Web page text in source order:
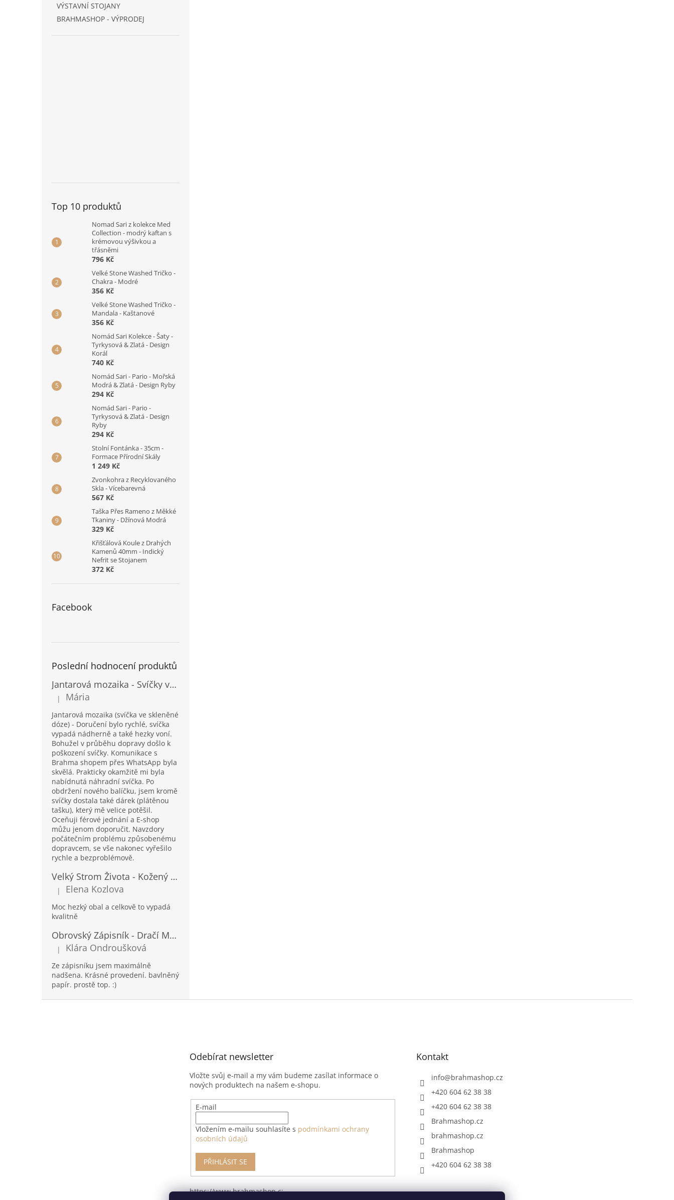
VÝSTAVNÍ STOJANY
BRAHMASHOP - VÝPRODEJ
Top 10 produktů
Nomad Sari z kolekce Med
Collection - modrý kaftan s
krémovou výšivkou a
třásněmi
796 Kč
Velké Stone Washed Tričko -
Chakra - Modré
356 Kč
Velké Stone Washed Tričko -
Mandala - Kaštanové
356 Kč
Nomád Sari Kolekce - Šaty -
Tyrkysová & Zlatá - Design
Korál
740 Kč
Nomád Sari - Pario - Mořská
Modrá & Zlatá - Design Ryby
294 Kč
Nomád Sari - Pario -
Tyrkysová & Zlatá - Design
Ryby
294 Kč
Stolní Fontánka - 35cm -
Formace Přírodní Skály
1 249 Kč
Zvonkohra z Recyklovaného
Skla - Vícebarevná
567 Kč
Taška Přes Rameno z Měkké
Tkaniny - Džínová Modrá
329 Kč
Křišťálová Koule z Drahých
Kamenů 40mm - Indický
Nefrit se Stojanem
372 Kč
Facebook
Poslední hodnocení produktů
Jantarová mozaika - Svíčky ve skleněných dózách - Vysoké
Hodnocení produktu je 5 z 5 hvězdiček.
| Mária
Jantarová mozaika (svíčka ve skleněné
dóze) - Doručení bylo rychlé, svíčka
vypadá nádherně a také hezky voní.
Bohužel v průběhu dopravy došlo k
poškození svíčky. Komunikace s
Brahma shopem přes WhatsApp byla
skvělá. Prakticky okamžitě mi byla
nabídnutá náhradní svíčka. Po
obdržení nového balíčku, jsem kromě
svíčky dostala také dárek (plátěnou
tašku), který mě velice potěšil.
Oceňuji férové jednání a E-shop
můžu jenom doporučit. Navzdory
počátečním problému způsobenému
dopravcem, se vše nakonec vyřešilo
rychle a bezproblémově.
Velký Strom Života - Kožený Zápisník se Šňůrkou a Kamínkem - 20x16x2cm - 160 Stran
Hodnocení produktu je 5 z 5 hvězdiček.
| Elena Kozlova
Moc hezký obal a celkově to vypadá
kvalitně
Obrovský Zápisník - Dračí Mandala s Chakra Kameny - 100 Stran - 25x34cm
Hodnocení produktu je 5 z 5 hvězdiček.
| Klára Ondroušková
Ze zápisníku jsem maximálně
nadšena. Krásné provedení. bavlněný
papír. prostě top. :)
Odebírat newsletter
Vložte svůj e-mail a my vám budeme zasílat informace o
nových produktech na našem e-shopu.
E-mail
Vložením e-mailu souhlasíte s podmínkami ochrany
osobních údajů
PŘIHLÁSIT SE
Kontakt
info@brahmashop.cz
+420 604 62 38 38
+420 604 62 38 38
Brahmashop.cz
brahmashop.cz
Brahmashop
+420 604 62 38 38
https://www.brahmashop.cz/formular-